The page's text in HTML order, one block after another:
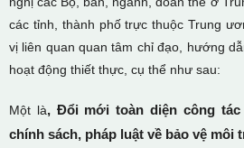
các tỉnh, thành phố trực thuộc Trung
vị liên quan quan tâm chỉ đạo, hướng
hoạt động thiết thực, cụ thể như sau:
Một là, Đổi mới toàn diện công tác
chính sách, pháp luật về bảo vệ môi